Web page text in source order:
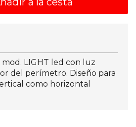
mod. LIGHT led con luz
del perímetro. Diseño para
como horizontal